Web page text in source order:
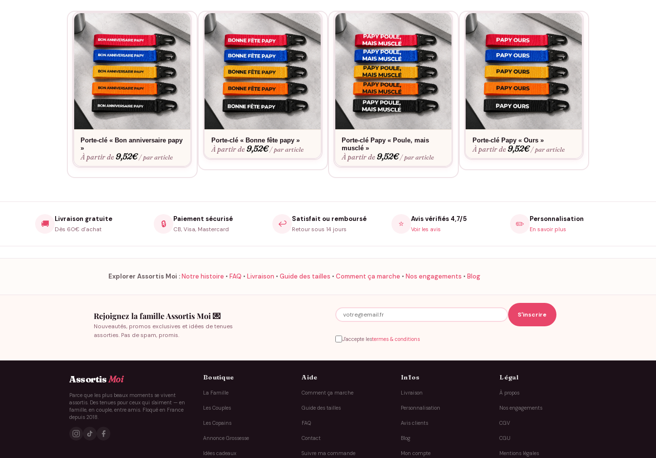
Porte-clé « Bon anniversaire papy
»
À partir de9,52€ / par article
Porte-clé « Bonne fête papy »
À partir de9,52€ / par article
Porte-clé Papy « Poule, mais
musclé »
À partir de9,52€ / par article
Porte-clé Papy « Ours »
À partir de9,52€ / par article
🚚 Livraison gratuite
Dès 60€ d'achat
🔒 Paiement sécurisé
CB, Visa, Mastercard
↩️ Satisfait ou remboursé
Retour sous 14 jours
⭐ Avis vérifiés 4,7/5
Voir les avis ✏️ Personnalisation
En savoir plus
Explorer Assortis Moi :Notre histoire • FAQ • Livraison • Guide des tailles • Comment ça marche • Nos engagements • Blog
Rejoignez la famille Assortis Moi 💌
Nouveautés, promos exclusives et idées de tenues
assorties. Pas de spam, promis.
J'accepte lestermes & conditions
AssortisMoi
Parce que les plus beaux moments se vivent
assortis. Des tenues pour ceux qui s'aiment — en
famille, en couple, entre amis. Floqué en France
depuis 2018.
Boutique
La Famille
Les Couples
Les Copains
Annonce Grossesse
Idées cadeaux
Aide
Comment ça marche
Guide des tailles
FAQ
Contact
Suivre ma commande
Infos
Livraison
Personnalisation
Avis clients
Blog
Mon compte
Légal
À propos
Nos engagements
CGV
CGU
Mentions légales